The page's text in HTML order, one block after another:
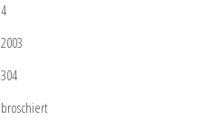
4
2003
304
broschiert